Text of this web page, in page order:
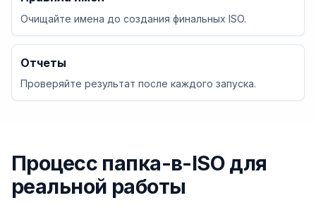
Очищайте имена до создания финальных ISO.
Отчеты
Проверяйте результат после каждого запуска.
Процесс папка-в-ISO для
реальной работы